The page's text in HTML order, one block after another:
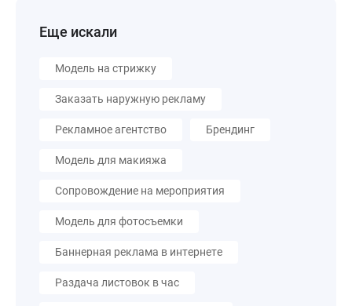
Еще искали
Модель на стрижку
Заказать наружную рекламу
Рекламное агентство Брендинг
Модель для макияжа
Сопровождение на мероприятия
Модель для фотосъемки
Баннерная реклама в интернете
Раздача листовок в час